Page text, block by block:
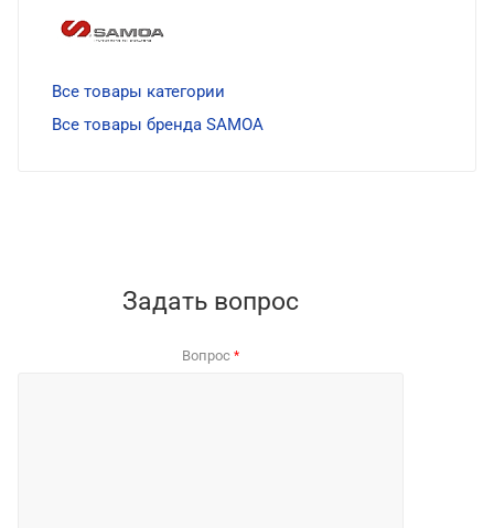
Все товары категории
Все товары бренда SAMOA
Задать вопрос
Вопрос *